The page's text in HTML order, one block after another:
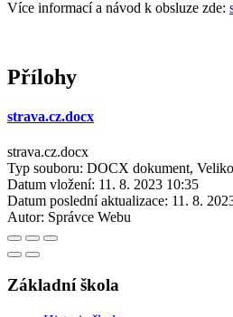
Více informací a návod k obsluze zde:
Přílohy
strava.cz.docx
strava.cz.docx
Typ souboru: DOCX dokument,
Datum vložení: 11. 8. 2023 10:35
Datum poslední aktualizace: 11. 8.
Autor: Správce Webu
Základní škola